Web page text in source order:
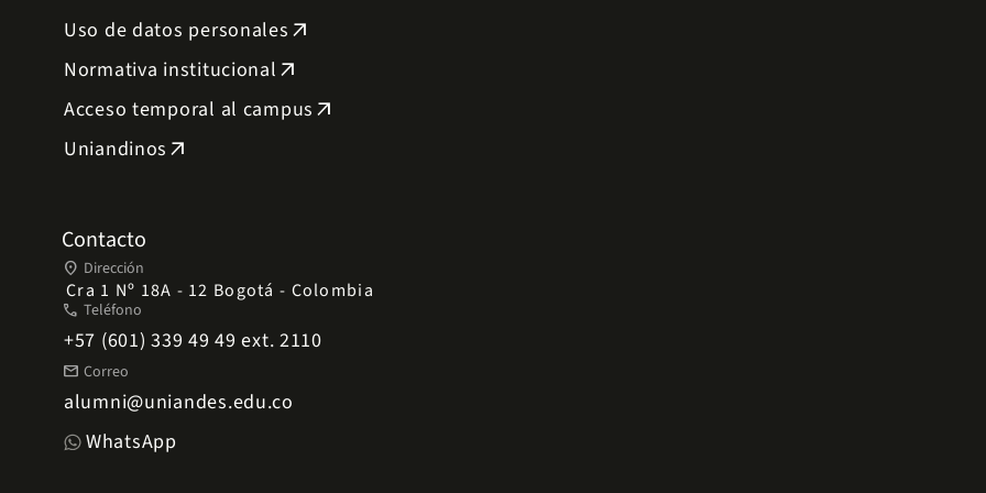
Uso de datos personales arrow_outward
Normativa institucional arrow_outward
Acceso temporal al campus arrow_outward
Uniandinos arrow_outward
Contacto
place Dirección
Cra 1 Nº 18A - 12 Bogotá - Colombia
phone Teléfono
+57 (601) 339 49 49 ext. 2110
mail Correo
alumni@uniandes.edu.co
WhatsApp